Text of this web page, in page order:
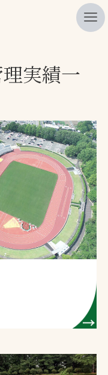
検索
実績一